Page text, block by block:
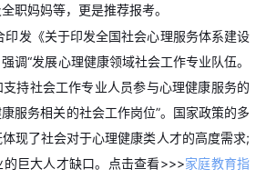
职妈妈等，更是推荐报考。
印发《关于印发全国社会心理服务体系建设
调“发展心理健康领域社会工作专业队伍。
持社会工作专业人员参与心理健康服务的
服务相关的社会工作岗位”。国家政策的多
现了社会对于心理健康类人才的高度需求;
巨大人才缺口。点击查看>>>家庭教育指